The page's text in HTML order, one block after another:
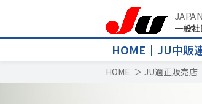
一般
HOME JU中販
HOME ＞ JU適正販売店